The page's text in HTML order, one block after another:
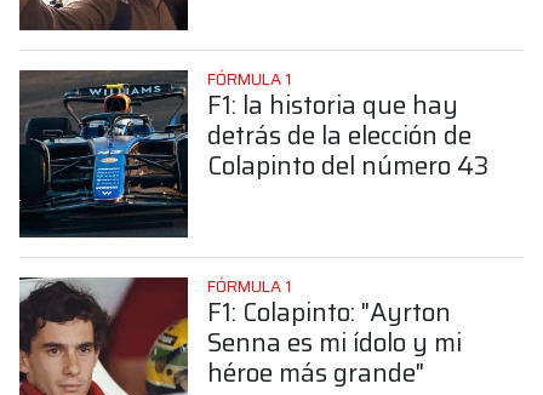
FÓRMULA 1
F1: la historia que hay
detrás de la elección de
Colapinto del número 43
FÓRMULA 1
F1: Colapinto: "Ayrton
Senna es mi ídolo y mi
héroe más grande"